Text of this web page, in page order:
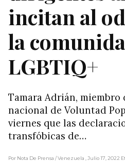
incitan al
la
LGBTIQ+
Tamara Adrián,
nacional de Voluntad
viernes que las
transfóbicas de…
Por Nota De Prensa / Venezuela , Julio 17, 2022